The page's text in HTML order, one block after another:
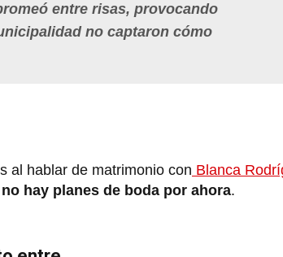
entre risas, provocando
no captaron cómo
al hablar de matrimonio con Blanca
hay planes de boda por ahora.